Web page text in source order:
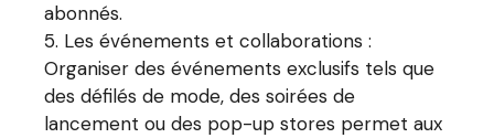
abonnés.
Les événements et collaborations :
Organiser des événements exclusifs tels que
des défilés de mode, des soirées de
lancement ou des pop-up stores permet aux